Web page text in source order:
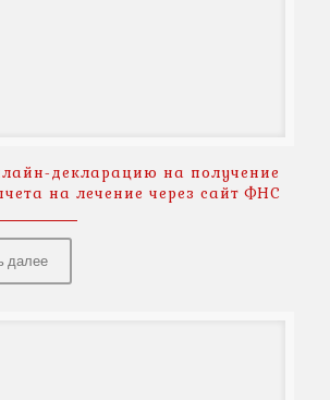
декларацию на получение
на лечение через сайт ФНС
далее